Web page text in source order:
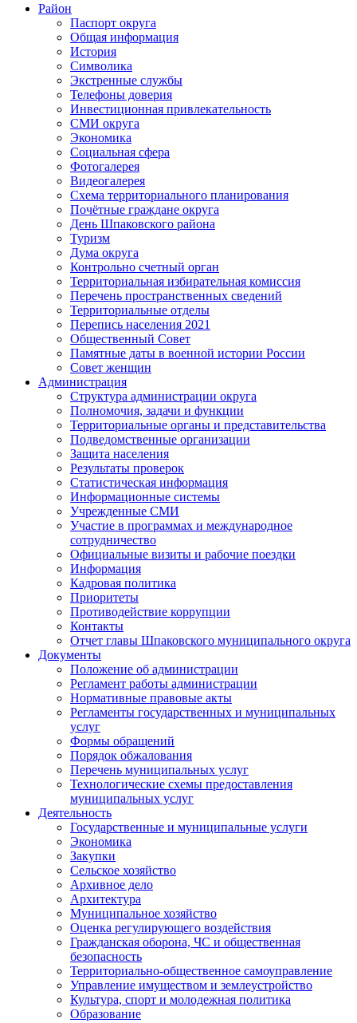
Район
Паспорт округа
Общая информация
История
Символика
Экстренные службы
Телефоны доверия
Инвестиционная привлекательность
СМИ округа
Экономика
Социальная сфера
Фотогалерея
Видеогалерея
Схема территориального планирования
Почётные граждане округа
День Шпаковского района
Туризм
Дума округа
Контрольно счетный орган
Территориальная избирательная комиссия
Перечень пространственных сведений
Территориальные отделы
Перепись населения 2021
Общественный Совет
Памятные даты в военной истории России
Совет женщин
Администрация
Структура администрации округа
Полномочия, задачи и функции
Территориальные органы и представительства
Подведомственные организации
Защита населения
Результаты проверок
Статистическая информация
Информационные системы
Учрежденные СМИ
Участие в программах и международное
сотрудничество
Официальные визиты и рабочие поездки
Информация
Кадровая политика
Приоритеты
Противодействие коррупции
Контакты
Отчет главы Шпаковского муниципального округа
Документы
Положение об администрации
Регламент работы администрации
Нормативные правовые акты
Регламенты государственных и муниципальных
услуг
Формы обращений
Порядок обжалования
Перечень муниципальных услуг
Технологические схемы предоставления
муниципальных услуг
Деятельность
Государственные и муниципальные услуги
Экономика
Закупки
Сельское хозяйство
Архивное дело
Архитектура
Муниципальное хозяйство
Оценка регулирующего воздействия
Гражданская оборона, ЧС и общественная
безопасность
Территориально-общественное самоуправление
Управление имуществом и землеустройство
Культура, спорт и молодежная политика
Образование